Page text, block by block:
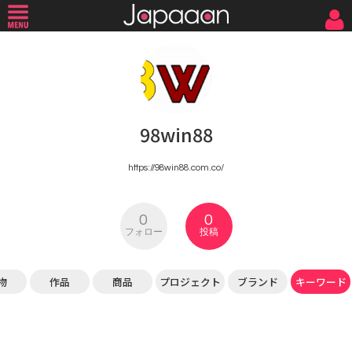
98win88
https://98win88.com.co/
0
フォロー
0
投稿
作品 商品 プロジェクト ブランド キーワード